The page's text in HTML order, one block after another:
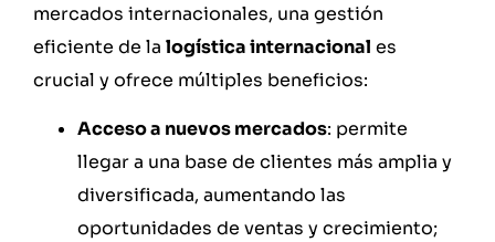
mercados internacionales, una gestión
eficiente de la logística internacional es
crucial y ofrece múltiples beneficios:
Acceso a nuevos mercados: permite
llegar a una base de clientes más amplia y
diversificada, aumentando las
oportunidades de ventas y crecimiento;